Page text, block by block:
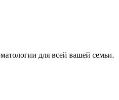
для всей вашей семьи.